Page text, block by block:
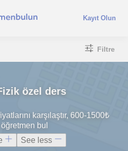
Kayıt Olun
Filtre
özel ders
karşılaştır, 600-1500₺
öğretmen bul
See less